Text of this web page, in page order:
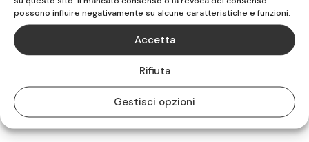
possono influire negativamente su alcune caratteristiche e funzioni.
Accetta
Rifiuta
Gestisci opzioni
17047 VADO LIGURE (SV)
019.883516
Poliambulatorio di Albenga
Via degli Orti, 56
17031 ALBENGA (SV)